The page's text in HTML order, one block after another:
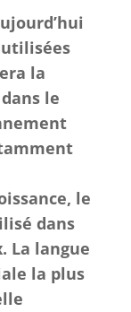
la
le
le
dans
La langue
la plus